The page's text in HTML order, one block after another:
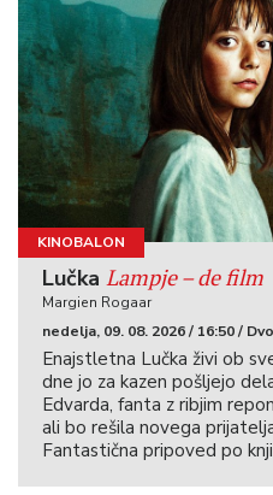
KINOBALON
Lučka Lampje – de film
Margien Rogaar
nedelja, 09. 08. 2026 / 16:50 /
Enajstletna Lučka živi ob
dne jo za kazen pošljejo
Edvarda, fanta z ribjim
ali bo rešila novega
Fantastična pripoved po